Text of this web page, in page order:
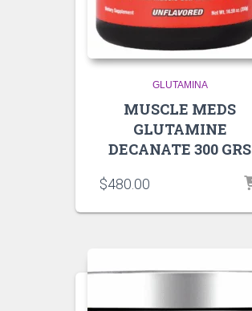
GLUTAMINA
MUSCLE MEDS
GLUTAMINE
DECANATE 300 GRS
$480.00